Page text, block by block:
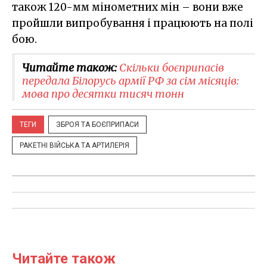
також 120-мм мінометних мін – вони вже
пройшли випробування і працюють на полі
бою.
Читайте також:Скільки боєприпасів
передала Білорусь армії РФ за сім місяців:
мова про десятки тисяч тонн
ТЕГИ ЗБРОЯ ТА БОЄПРИПАСИ
РАКЕТНІ ВІЙСЬКА ТА АРТИЛЕРІЯ
Читайте також